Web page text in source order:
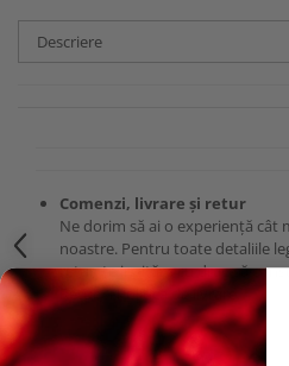
Descriere
Comenzi, livrare și retur
Ne dorim să ai o experiență cât
noastre. Pentru toate detaliile
retur, te invităm cu drag să
ReturșiPolitica de livrare.